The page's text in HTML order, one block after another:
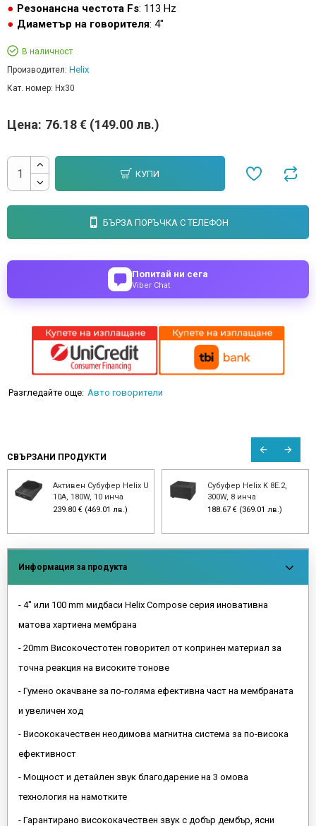
Резонансна честота Fs: 113 Hz
Диаметър на говорителя: 4"
В наличност
Производител: Helix
Кат. номер: Hx30
Цена: 76.18 € (149.00 лв.)
КУПИ
БЪРЗА ПОРЪЧКА С ТЕЛЕФОН
Попитай ни сега
Viber Chat
Разгледайте още: Авто говорители
СВЪРЗАНИ ПРОДУКТИ
Активен Субуфер Helix U
10A, 180W, 10 инча
239.80 € (469.01 лв.)
Субуфер Helix K 8E.2,
300W, 8 инча
188.67 € (369.01 лв.)
Информация за продукта
- 4" или 100 mm мидбаси Helix Compose серия иновативна
матова хартиена мембрана
- 20mm Високочестотен говорител от копринен материал за
точна реакция на високите тонове
- Гумено окачване за по-голяма ефективна част на мембраната
и увеличен ход
- Висококачествен неодимова магнитна система за по-висока
ефективност
- Мощност и детайлен звук благодарение на 3 омова
технология на намотките
- Гарантирано висококачествен звук с добър дембър, ясни